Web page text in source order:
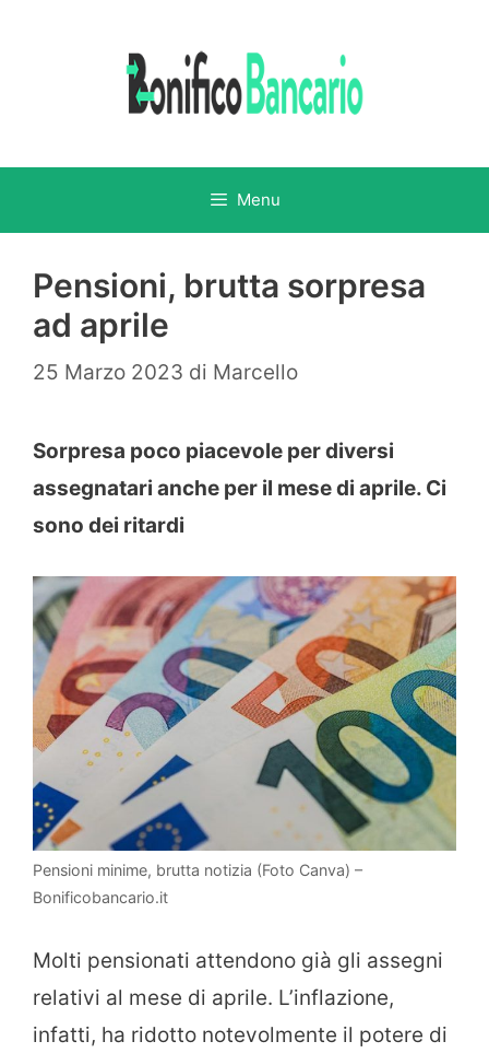
Menu
Pensioni, brutta sorpresa
ad aprile
25 Marzo 2023 di Marcello
Sorpresa poco piacevole per diversi
assegnatari anche per il mese di aprile. Ci
sono dei ritardi
Pensioni minime, brutta notizia (Foto Canva) –
Bonificobancario.it
Molti pensionati attendono già gli assegni
relativi al mese di aprile. L’inflazione,
infatti, ha ridotto notevolmente il potere di